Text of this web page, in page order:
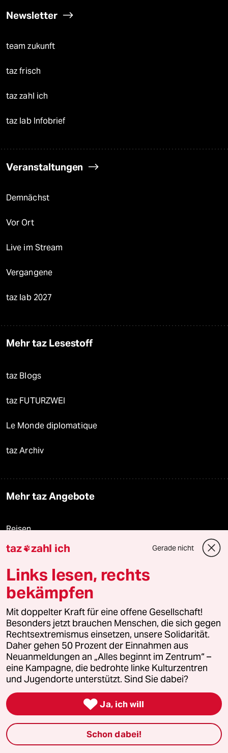
Newsletter
team zukunft
taz frisch
taz zahl ich
taz lab Infobrief
Veranstaltungen
Demnächst
Vor Ort
Live im Stream
Vergangene
taz lab 2027
Mehr taz Lesestoff
taz Blogs
taz FUTURZWEI
Le Monde diplomatique
taz Archiv
Mehr taz Angebote
Reisen
Kantine
Shop
Fragen & Hilfe
Feedback
Aboservice
ePaper Login
taz zahl ich Gerade nicht
Links lesen, rechts
bekämpfen
Mit doppelter Kraft für eine offene Gesellschaft!
Besonders jetzt brauchen Menschen, die sich gegen
Rechtsextremismus einsetzen, unsere Solidarität.
Daher gehen 50 Prozent der Einnahmen aus
Neuanmeldungen an „Alles beginnt im Zentrum“ –
eine Kampagne, die bedrohte linke Kulturzentren
und Jugendorte unterstützt. Sind Sie dabei?
 Ja, ich will
Schon dabei!